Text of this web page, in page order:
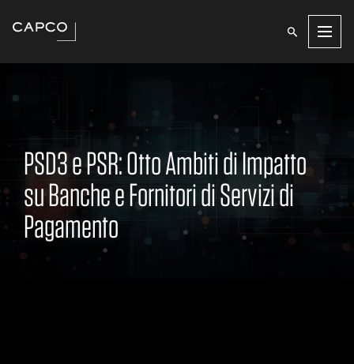
PSD3 e PSR: Otto Ambiti di Impatto
su Banche e Fornitori di Servizi di
Pagamento